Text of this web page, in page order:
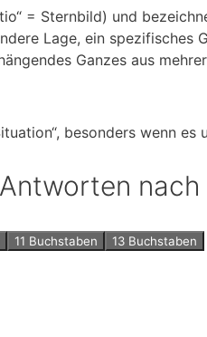
= Sternbild) und
Lage, ein
Ganzes aus
besonders wenn
11 Buchstaben 13 Buchstaben